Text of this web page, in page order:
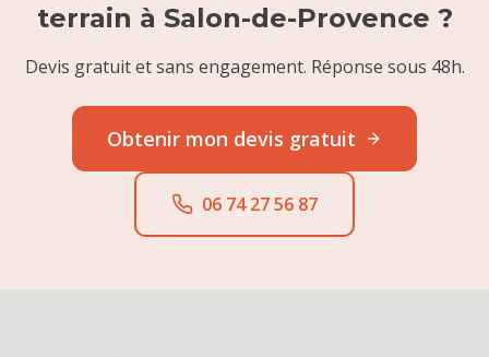
terrain à Salon-de-Provence ?
Devis gratuit et sans engagement. Réponse sous 48h.
Obtenir mon devis gratuit
06 74 27 56 87